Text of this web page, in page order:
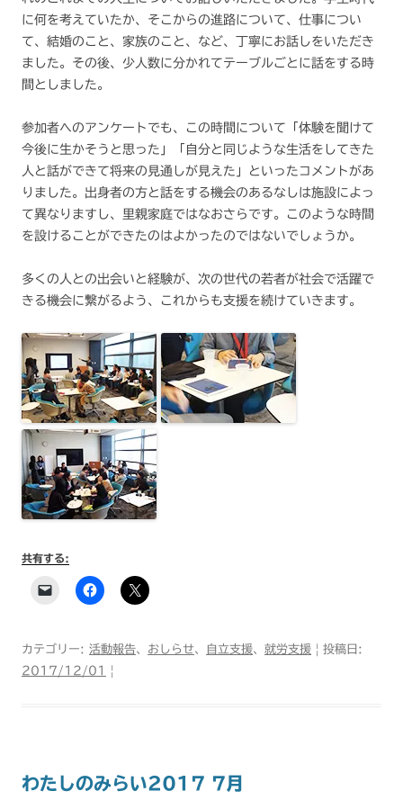
に何を考えていたか、そこからの進路について、仕事につい
て、結婚のこと、家族のこと、など、丁寧にお話しをいただき
ました。その後、少人数に分かれてテーブルごとに話をする時
間としました。
参加者へのアンケートでも、この時間について「体験を聞けて
今後に生かそうと思った」「自分と同じような生活をしてきた
人と話ができて将来の見通しが見えた」といったコメントがあ
りました。出身者の方と話をする機会のあるなしは施設によっ
て異なりますし、里親家庭ではなおさらです。このような時間
を設けることができたのはよかったのではないでしょうか。
多くの人との出会いと経験が、次の世代の若者が社会で活躍で
きる機会に繋がるよう、これからも支援を続けていきます。
共有する:
カテゴリー: 活動報告、 おしらせ、 自立支援、 就労支援 | 投稿日:
2017/12/01
|
わたしのみらい2017 7月